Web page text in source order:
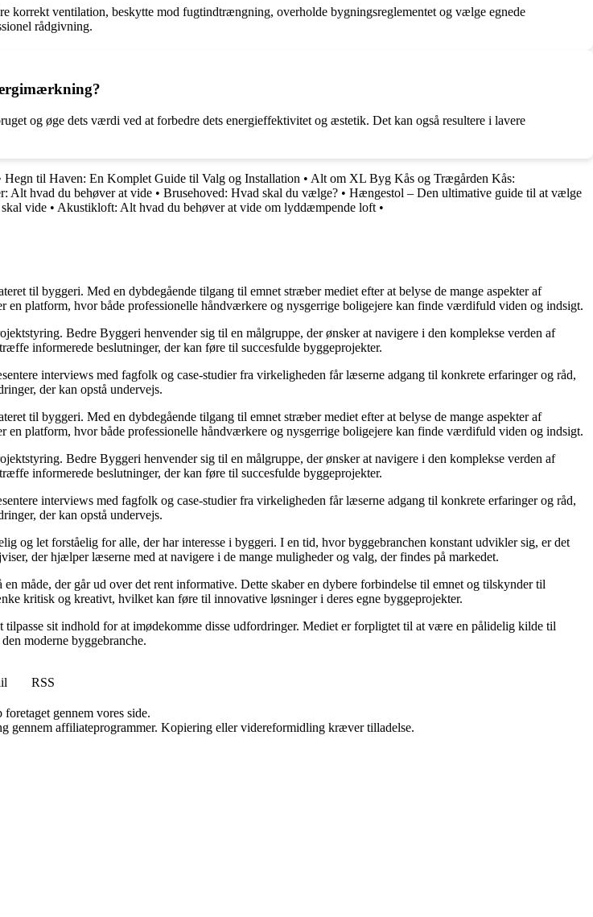
korrekt ventilation, beskytte mod fugtindtrængning, overholde bygningsreglementet og vælge egnede
rådgivning.
og øge dets værdi ved at forbedre dets energieffektivitet og æstetik. Det kan også resultere i lavere
Hegn til Haven: En Komplet Guide til Valg og Installation • Alt om XL Byg Kås og Trægården Kås:
Alt hvad du behøver at vide • Brusehoved: Hvad skal du vælge? • Hængestol – Den ultimative guide til at vælge
vide • Akustikloft: Alt hvad du behøver at vide om lyddæmpende loft •
til byggeri. Med en dybdegående tilgang til emnet stræber mediet efter at belyse de mange aspekter af
platform, hvor både professionelle håndværkere og nysgerrige boligejere kan finde værdifuld viden og indsigt.
Bedre Byggeri henvender sig til en målgruppe, der ønsker at navigere i den komplekse verden af
informerede beslutninger, der kan føre til succesfulde byggeprojekter.
interviews med fagfolk og case-studier fra virkeligheden får læserne adgang til konkrete erfaringer og råd,
der kan opstå undervejs.
til byggeri. Med en dybdegående tilgang til emnet stræber mediet efter at belyse de mange aspekter af
platform, hvor både professionelle håndværkere og nysgerrige boligejere kan finde værdifuld viden og indsigt.
Bedre Byggeri henvender sig til en målgruppe, der ønsker at navigere i den komplekse verden af
informerede beslutninger, der kan føre til succesfulde byggeprojekter.
interviews med fagfolk og case-studier fra virkeligheden får læserne adgang til konkrete erfaringer og råd,
der kan opstå undervejs.
og let forståelig for alle, der har interesse i byggeri. I en tid, hvor byggebranchen konstant udvikler sig, er det
der hjælper læserne med at navigere i de mange muligheder og valg, der findes på markedet.
måde, der går ud over det rent informative. Dette skaber en dybere forbindelse til emnet og tilskynder til
kritisk og kreativt, hvilket kan føre til innovative løsninger i deres egne byggeprojekter.
sit indhold for at imødekomme disse udfordringer. Mediet er forpligtet til at være en pålidelig kilde til
moderne byggebranche.
RSS
gennem vores side.
gennem affiliateprogrammer. Kopiering eller videreformidling kræver tilladelse.